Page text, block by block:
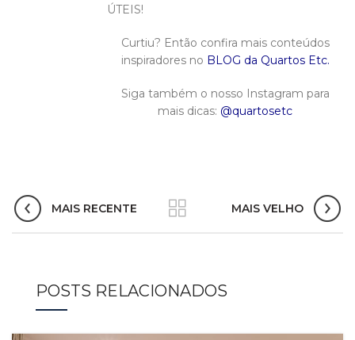
ÚTEIS!
Curtiu? Então confira mais conteúdos
inspiradores no BLOG da Quartos Etc.
Siga também o nosso Instagram para
mais dicas: @quartosetc
MAIS RECENTE MAIS VELHO
POSTS RELACIONADOS